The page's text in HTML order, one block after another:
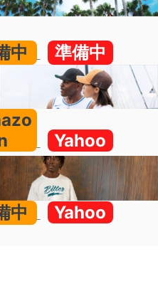
中 準備中
Yahoo
中 Yahoo